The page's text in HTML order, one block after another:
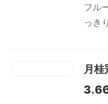
フル
っき
月桂